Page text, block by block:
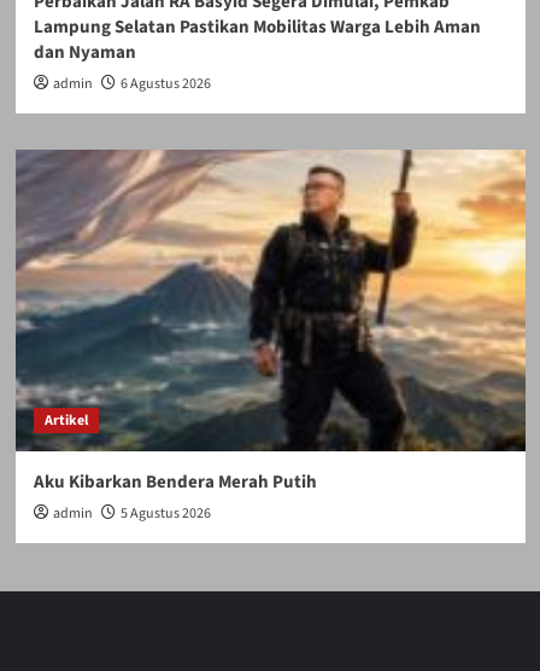
Lampung Selatan Pastikan Mobilitas Warga Lebih Aman
dan Nyaman
admin 6 Agustus 2026
Artikel
Aku Kibarkan Bendera Merah Putih
admin 5 Agustus 2026